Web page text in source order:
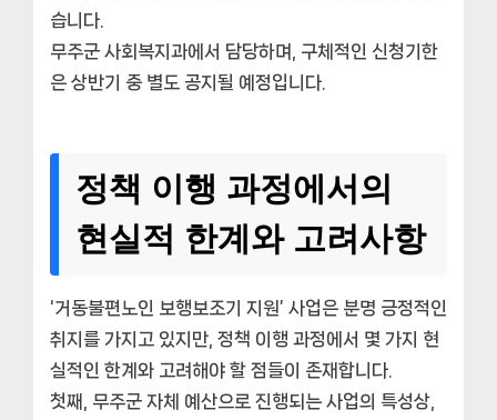
습니다.
무주군 사회복지과에서 담당하며, 구체적인 신청기한
은 상반기 중 별도 공지될 예정입니다.
정책 이행 과정에서의
현실적 한계와 고려사항
‘거동불편노인 보행보조기 지원’ 사업은 분명 긍정적인
취지를 가지고 있지만, 정책 이행 과정에서 몇 가지 현
실적인 한계와 고려해야 할 점들이 존재합니다.
첫째, 무주군 자체 예산으로 진행되는 사업의 특성상,